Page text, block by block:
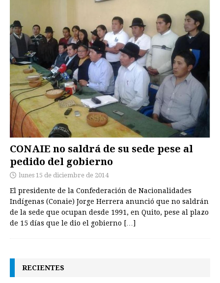
CONAIE no saldrá de su sede pese al
pedido del gobierno
lunes 15 de diciembre de 2014
El presidente de la Confederación de Nacionalidades
Indígenas (Conaie) Jorge Herrera anunció que no saldrán
de la sede que ocupan desde 1991, en Quito, pese al plazo
de 15 días que le dio el gobierno […]
RECIENTES